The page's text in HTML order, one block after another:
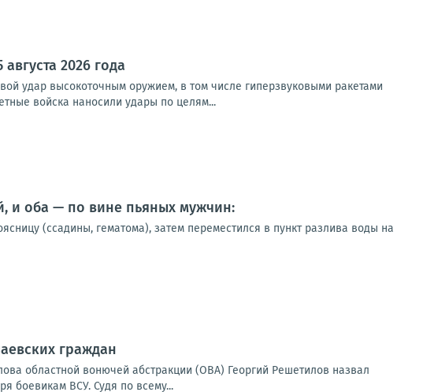
2026 года
удар высокоточным оружием, в том числе гиперзвуковыми ракетами
войска наносили удары по целям...
и оба — по вине пьяных мужчин:
(ссадины, гематома), затем переместился в пункт разлива воды на
граждан
областной вонючей абстракции (ОВА) Георгий Решетилов назвал
боевикам ВСУ. Судя по всему...